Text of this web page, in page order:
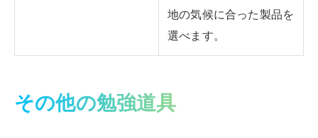
地の気候に合った製品を
選べます。
その他の勉強道具